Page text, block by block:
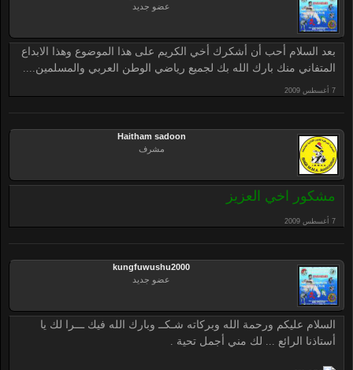
عضو جديد
بعد السلام أحب أن أشكرك أخي الكريم على هذا الموضوع وهذا الابداع
المتفاني منك بارك الله بك لجميع رياضي الوطن العربي والمسلمين....
Haitham sadoon
مشرف
مشكور اخي العزيز
kungfuwushu2000
عضو جديد
السلام عليكم ورحمة الله وبركاته شـكــ وبارك الله فيك ـــرا لك يا
أستاذنا الرائع ... لك مني أجمل تحية .